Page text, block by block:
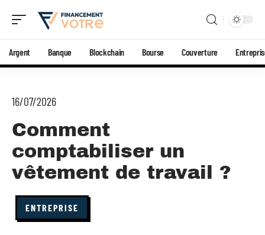
Argent Banque Blockchain Bourse Couverture
16/07/2026
Comment
comptabiliser un
vêtement de travail ?
ENTREPRISE